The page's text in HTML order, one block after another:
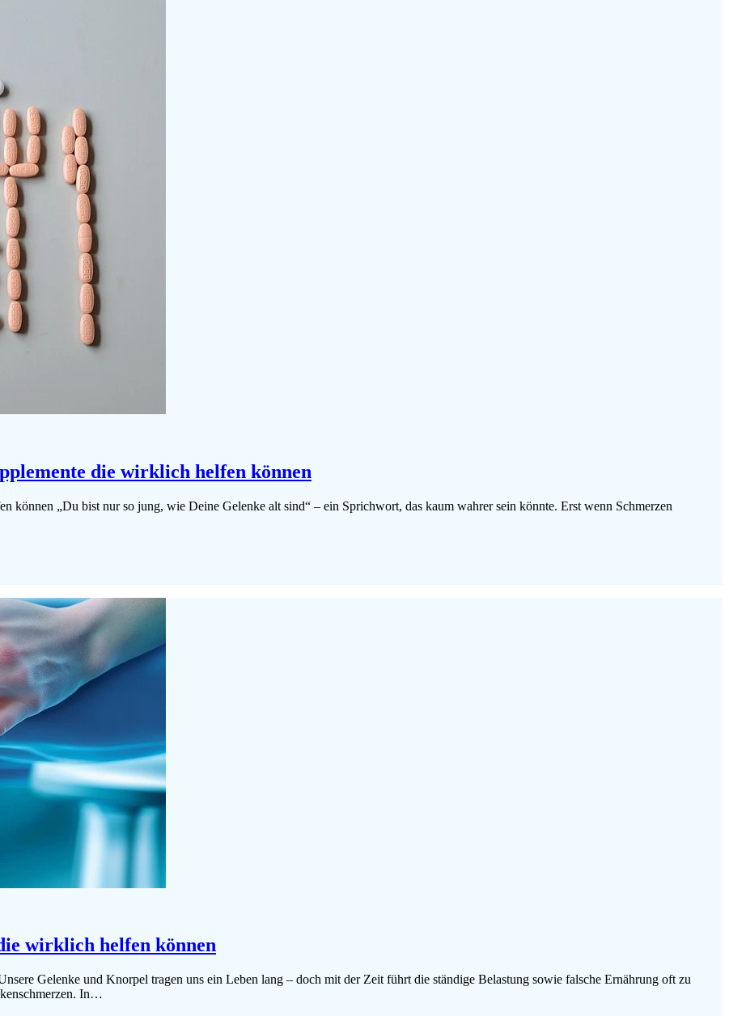
die wirklich helfen können
können „Du bist nur so jung, wie Deine Gelenke alt sind“ – ein Sprichwort, das kaum wahrer sein könnte. Erst wenn Schmerzen
wirklich helfen können
Gelenke und Knorpel tragen uns ein Leben lang – doch mit der Zeit führt die ständige Belastung sowie falsche Ernährung oft zu
In…